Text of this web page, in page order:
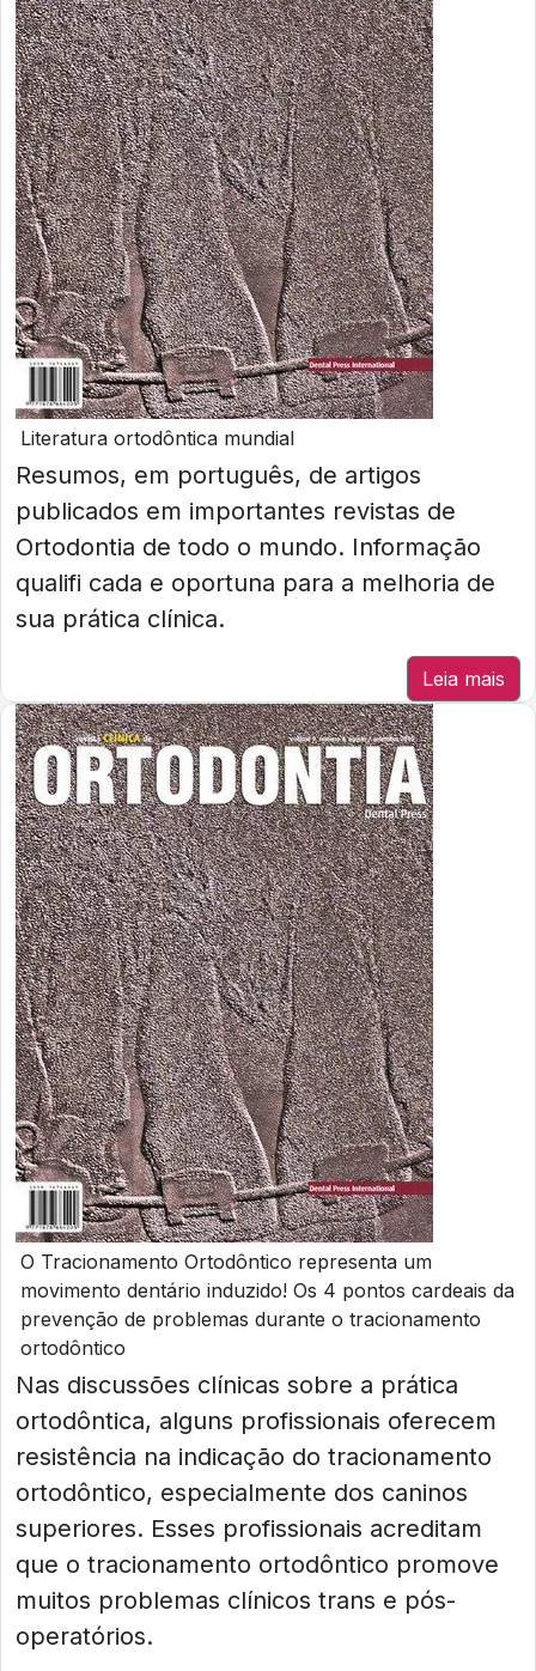
Literatura ortodôntica mundial
Resumos, em português, de artigos
publicados em importantes revistas de
Ortodontia de todo o mundo. Informação
qualifi cada e oportuna para a melhoria de
sua prática clínica.
Leia mais
O Tracionamento Ortodôntico representa um
movimento dentário induzido! Os 4 pontos cardeais da
prevenção de problemas durante o tracionamento
ortodôntico
Nas discussões clínicas sobre a prática
ortodôntica, alguns profissionais oferecem
resistência na indicação do tracionamento
ortodôntico, especialmente dos caninos
superiores. Esses profissionais acreditam
que o tracionamento ortodôntico promove
muitos problemas clínicos trans e pós-
operatórios.